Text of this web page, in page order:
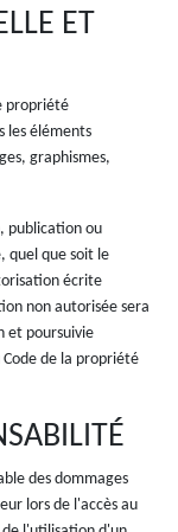
ET
propriété
les éléments
graphismes,
publication ou
quel que soit le
écrite
non autorisée sera
et poursuivie
de la propriété
des dommages
lors de l'accès au